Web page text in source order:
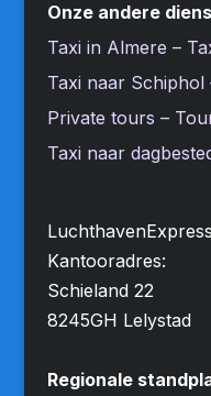
Onze andere
Taxi in Almere –
Taxi naar
Private tours –
Taxi naar
Kantooradres:
Schieland 22
8245GH Lelystad
Regionale